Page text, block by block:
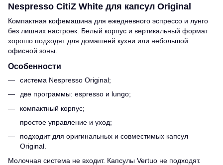
Nespresso CitiZ White для капсул Original
Компактная кофемашина для ежедневного эспрессо и лунго
без лишних настроек. Белый корпус и вертикальный формат
хорошо подходят для домашней кухни или небольшой
офисной зоны.
Особенности
система Nespresso Original;
две программы: espresso и lungo;
компактный корпус;
простое управление и уход;
подходит для оригинальных и совместимых капсул
Original.
Молочная система не входит. Капсулы Vertuo не подходят.